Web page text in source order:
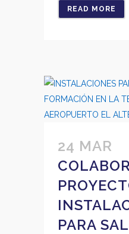
READ MORE
24 MAR
PARA